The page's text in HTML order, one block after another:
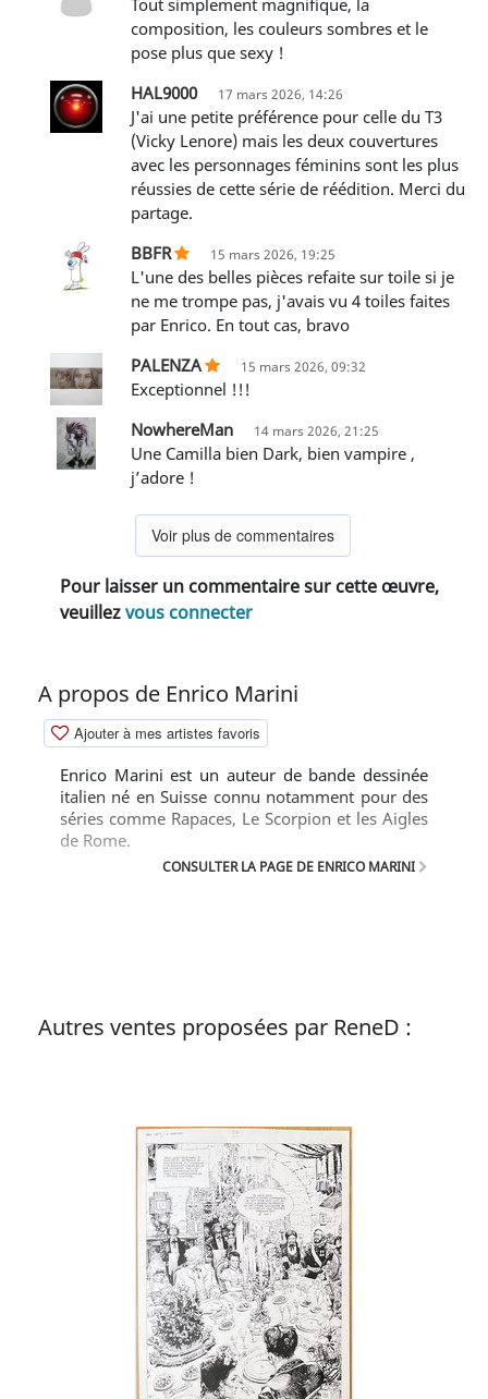
Tout simplement magnifique, la
composition, les couleurs sombres et le
pose plus que sexy !
HAL9000
17 mars 2026, 14:26
J'ai une petite préférence pour celle du T3
(Vicky Lenore) mais les deux couvertures
avec les personnages féminins sont les plus
réussies de cette série de réédition. Merci du
partage.
BBFR
15 mars 2026, 19:25
L'une des belles pièces refaite sur toile si je
ne me trompe pas, j'avais vu 4 toiles faites
par Enrico. En tout cas, bravo
PALENZA
15 mars 2026, 09:32
Exceptionnel !!!
NowhereMan
14 mars 2026, 21:25
Une Camilla bien Dark, bien vampire ,
j’adore !
Voir plus de commentaires
Pour laisser un commentaire sur cette œuvre,
veuillezvous connecter
A propos de Enrico Marini
Ajouter à mes artistes favoris
Enrico Marini est un auteur de bande dessinée
italien né en Suisse connu notamment pour des
séries comme Rapaces, Le Scorpion et les Aigles
de Rome.
CONSULTER LA PAGE DE ENRICO MARINI
Autres ventes proposées par ReneD :